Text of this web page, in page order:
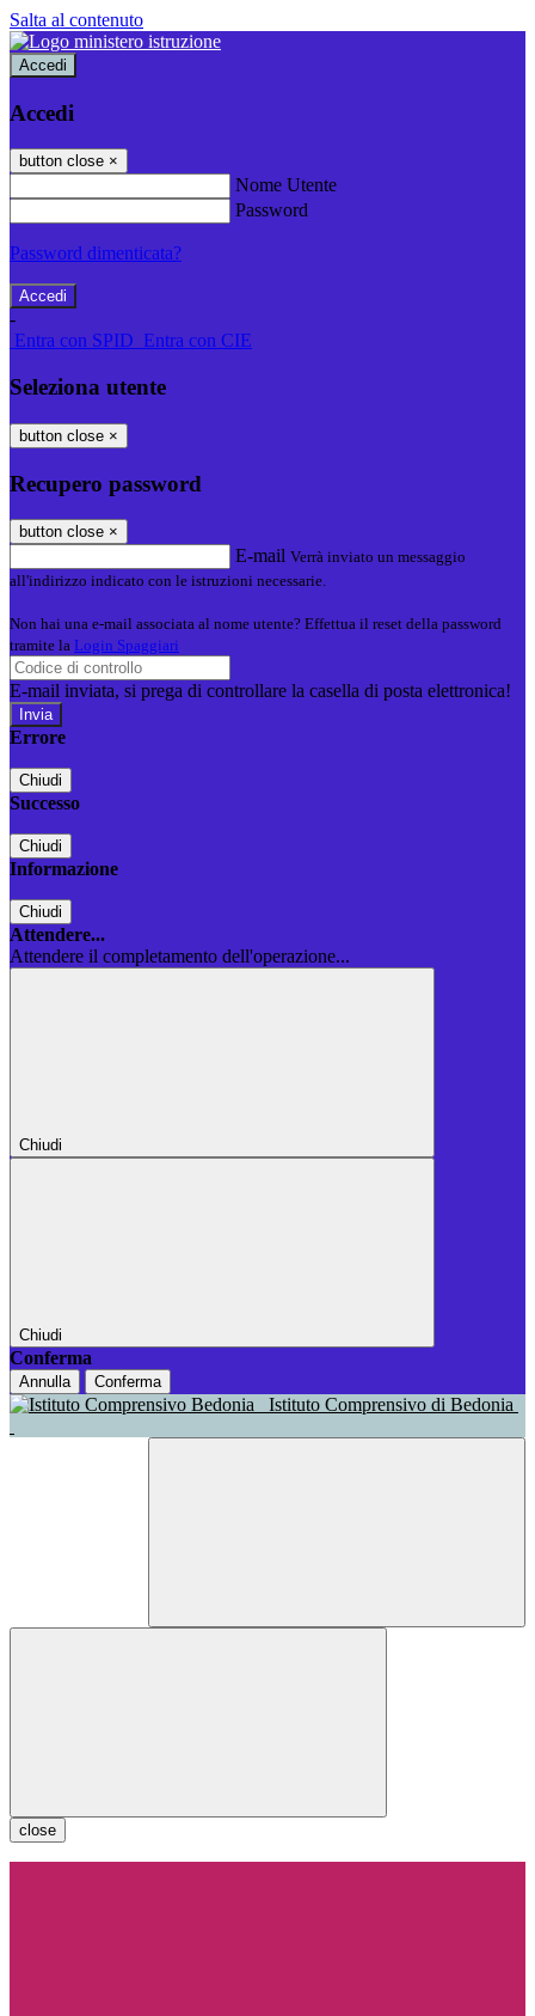
Salta al contenuto
Accedi
Accedi
button close ×
Nome Utente
Password
Password dimenticata?
-
Entra con SPID Entra con CIE
Seleziona utente
button close ×
Recupero password
button close ×
E-mail Verrà inviato un messaggio
all'indirizzo indicato con le istruzioni necessarie.
Non hai una e-mail associata al nome utente? Effettua il reset della password
tramite la Login Spaggiari
E-mail inviata, si prega di controllare la casella di posta elettronica!
Errore
Chiudi
Successo
Chiudi
Informazione
Chiudi
Attendere...
Attendere il completamento dell'operazione...
Chiudi
Chiudi
Conferma
Annulla Conferma
Istituto Comprensivo di Bedonia
close